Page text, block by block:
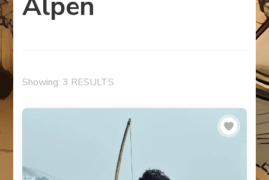
Showing: 3 RESULTS